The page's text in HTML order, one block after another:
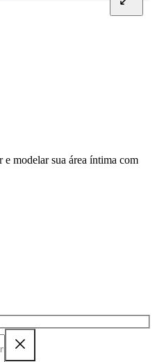
e modelar sua área íntima com